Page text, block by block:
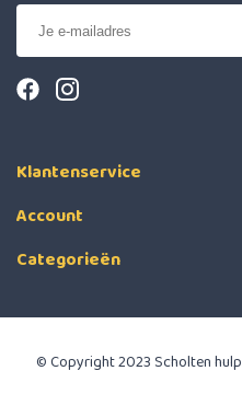
Klantenservice
Account
Categorieën
© Copyright 2023 Scholten